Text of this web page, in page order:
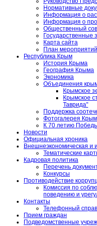
Нормативные
Информация о
Информация о
Общественный
Государственные
Карта сайта
План мероприятий
Республика Крым
История Крыма
География Крыма
Экономика
Объединения
Крымское
Крымское
Таврида"
Поддержка
Фотогалерея
К 70 летию
Новости
Официальная хроника
Внешнеэкономическая и
Тематические
Кадровая политика
Перечень
Конкурсы
Противодействие
Комиссия по
поведению и
Контакты
Телефонный
Прием граждан
Подведомственные